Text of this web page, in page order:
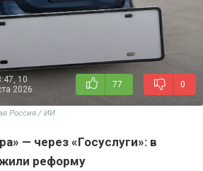
10
2026
77 0
Россия / ИИ
— через «Госуслуги»: в
реформу